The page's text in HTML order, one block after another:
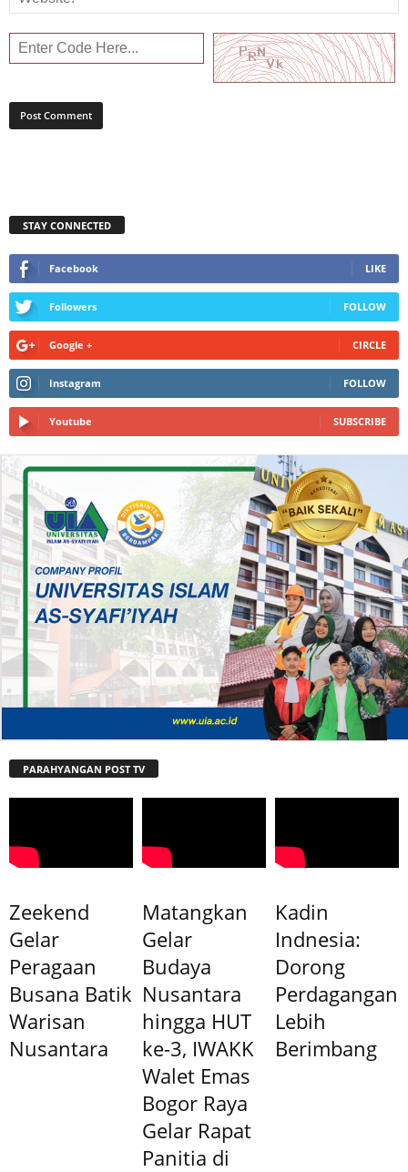
STAY CONNECTED
Facebook LIKE
Followers FOLLOW
Google + CIRCLE
Instagram FOLLOW
Youtube SUBSCRIBE
PARAHYANGAN POST TV
Zeekend
Gelar
Peragaan
Busana Batik
Warisan
Nusantara
Matangkan
Gelar
Budaya
Nusantara
hingga HUT
ke-3, IWAKK
Walet Emas
Bogor Raya
Gelar Rapat
Panitia di
Kadin
Indnesia:
Dorong
Perdagangan
Lebih
Berimbang